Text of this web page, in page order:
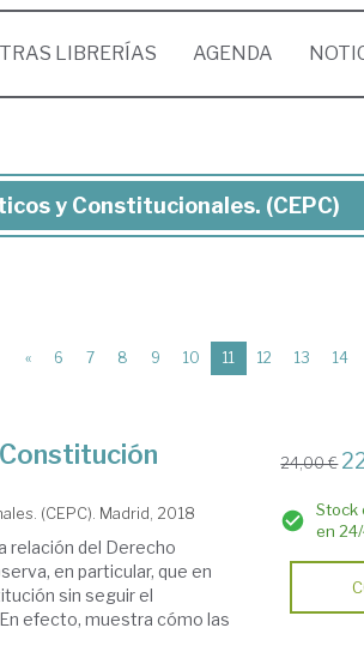
LIBRERÍAS AGENDA
y Constitucionales. (CEPC)
« 6 7 8 9 10 11 (current)
12 13 14
(CEPC). Madrid, 2018
relación del Derecho
en particular, que en
sin seguir el
efecto, muestra cómo las
24,00 €
Stock
en